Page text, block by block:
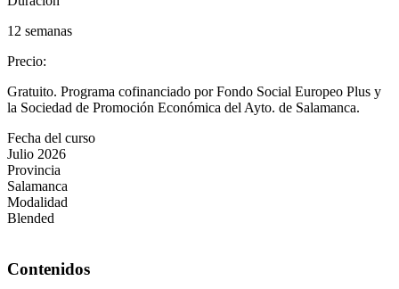
12 semanas
Precio:
Gratuito. Programa cofinanciado por Fondo Social Europeo Plus y
la Sociedad de Promoción Económica del Ayto. de Salamanca.
Fecha del curso
Julio 2026
Provincia
Salamanca
Modalidad
Blended
Contenidos